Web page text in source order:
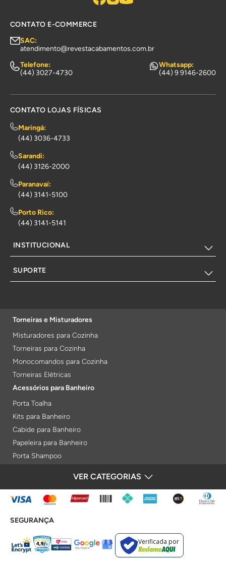
CONTATO E-COMMERCE
SAC:
atendimento@revestacabamentos.com.br
Telefone:
(44) 3027-4730
Whatsapp:
(44) 9 9146-2600
CONTATO LOJAS FÍSICAS
Maringá:
(44) 3036-4733
Sarandi:
(44) 3126-2000
Paranavaí:
(44) 3141-5100
Porto Rico:
(44) 3141-5141
INSTITUCIONAL
SUPORTE
Torneiras e Misturadores
Misturadores para Cozinha
Torneiras para Cozinha
Monocomandos para Cozinha
Torneiras Elétricas
Acessórios para Banheiro
Porta Toalha
Kits para Banheiro
Cabide para Banheiro
Papeleira para Banheiro
Porta Shampoo
Porta Toalha Aquecido
Lixeiras
Acabamentos e Registros
Bases de Registros
VER CATEGORIAS
FORMAS DE PAGAMENTO
SEGURANÇA
Verificada por